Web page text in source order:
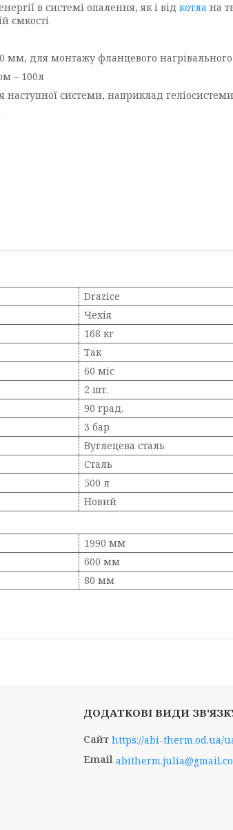
в системі опалення, як і від котла на
ємкості
для монтажу фланцевого
– 100л
системи, наприклад геліосистеми
Drazice
Чехія
168 кг
Так
60 міс
2 шт.
90 град.
3 бар
Вуглецева сталь
Сталь
500 л
Новий
1990 мм
600 мм
80 мм
https://abi-therm.od.ua/